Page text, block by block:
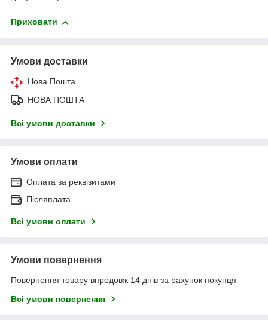
Приховати
Умови доставки
Нова Пошта
НОВА ПОШТА
Всі умови доставки
Умови оплати
Оплата за реквізитами
Післяплата
Всі умови оплати
Умови повернення
Повернення товару впродовж 14 днів за рахунок покупця
Всі умови повернення